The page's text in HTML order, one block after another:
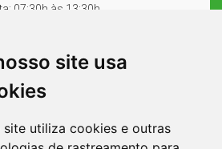
site usa
site utiliza cookies e outras
07:30h às 13:30h
858 - Centro - RS, 97573-010